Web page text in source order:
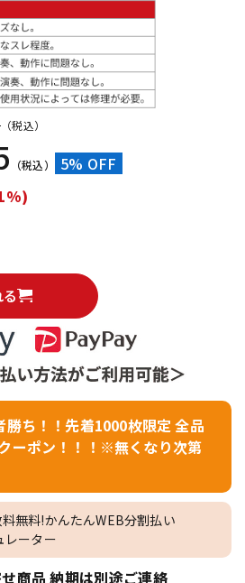
ヴィンテージ
（税込）
（税込） 5% OFF
る
勝ち！！先着1000枚限定 全品
ーポン！！！※無くなり次第
無料!かんたんWEB分割払い
レーター
商品 納期は別途ご連絡